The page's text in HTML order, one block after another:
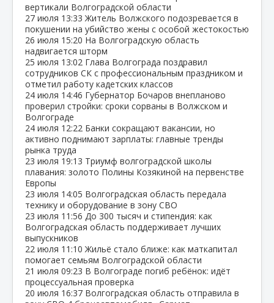
вертикали Волгоградской области
27 июля 13:33 Житель Волжского подозревается в
покушении на убийство жены с особой жестокостью
26 июля 15:20 На Волгоградскую область
надвигается шторм
25 июля 13:02 Глава Волгограда поздравил
сотрудников СК с профессиональным праздником и
отметил работу кадетских классов
24 июля 14:46 Губернатор Бочаров внепланово
проверил стройки: сроки сорваны в Волжском и
Волгограде
24 июля 12:22 Банки сокращают вакансии, но
активно поднимают зарплаты: главные тренды
рынка труда
23 июля 19:13 Триумф волгоградской школы
плавания: золото Полины Козякиной на первенстве
Европы
23 июля 14:05 Волгоградская область передала
технику и оборудование в зону СВО
23 июля 11:56 До 300 тысяч и стипендия: как
Волгоградская область поддерживает лучших
выпускников
22 июля 11:10 Жильё стало ближе: как маткапитал
помогает семьям Волгоградской области
21 июля 09:23 В Волгограде погиб ребёнок: идёт
процессуальная проверка
20 июля 16:37 Волгоградская область отправила в